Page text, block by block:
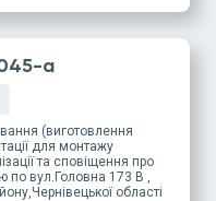
a
(виготовлення
для монтажу
та сповіщення про
по вул.Головна 173 В ,
області